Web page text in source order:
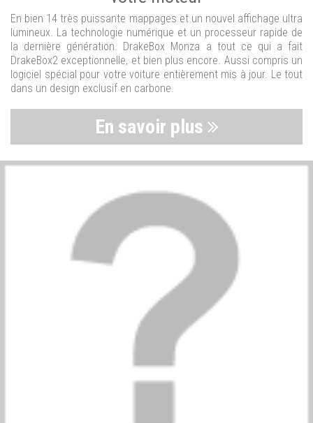
En bien 14 très puissante mappages et un nouvel affichage ultra
lumineux. La technologie numérique et un processeur rapide de
la dernière génération. DrakeBox Monza a tout ce qui a fait
DrakeBox2 exceptionnelle, et bien plus encore. Aussi compris un
logiciel spécial pour votre voiture entièrement mis à jour. Le tout
dans un design exclusif en carbone.
En savoir plus